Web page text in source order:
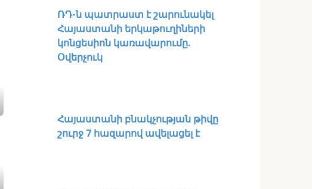
ՌԴ-ն պատրաստ է շարունակել
Հայաստանի երկաթուղիների
կոնցեսիոն կառավարումը.
Օվերչուկ
Հայաստանի բնակչության թիվը
շուրջ 7 հազարով ավելացել է